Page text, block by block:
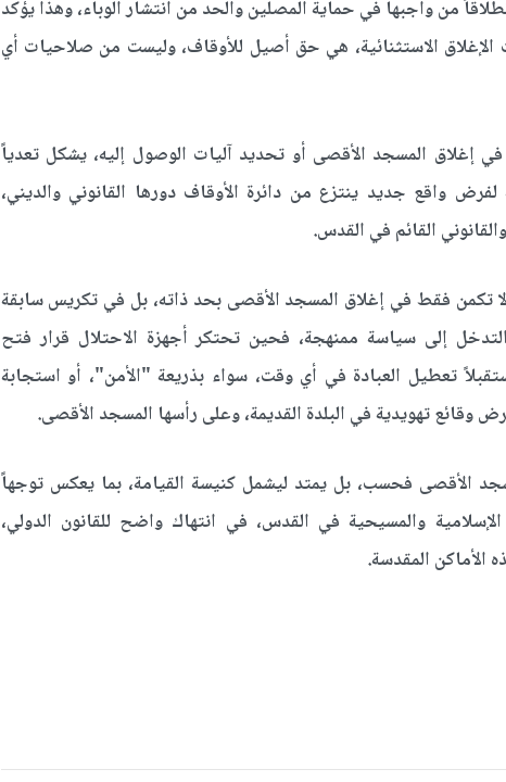
من واجبها في حماية المصلين والحد من انتشار الوباء، وهذا يؤكد
الإغلاق الاستثنائية، هي حق أصيل للأوقاف، وليست من صلاحيات أي
إغلاق المسجد الأقصى أو تحديد آليات الوصول إليه، يشكل تعدياً
واقع جديد ينتزع من دائرة الأوقاف دورها القانوني والديني،
القائم في القدس.
تكمن فقط في إغلاق المسجد الأقصى بحد ذاته، بل في تكريس سابقة
إلى سياسة ممنهجة، فحين تحتكر أجهزة الاحتلال قرار فتح
تعطيل العبادة في أي وقت، سواء بذريعة "الأمن"، أو استجابة
تهويدية في البلدة القديمة، وعلى رأسها المسجد الأقصى.
الأقصى فحسب، بل يمتد ليشمل كنيسة القيامة، بما يعكس توجهاً
والمسيحية في القدس، في انتهاك واضح للقانون الدولي،
الأماكن المقدسة.